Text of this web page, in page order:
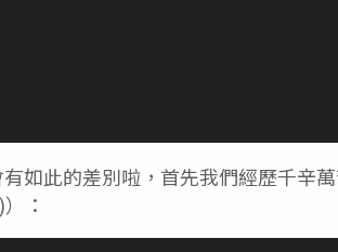
如此的差別啦，首先我們經歷千辛
：